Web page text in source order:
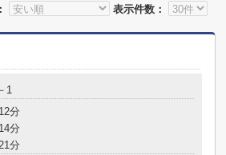
表示件数：
1
分
分
分